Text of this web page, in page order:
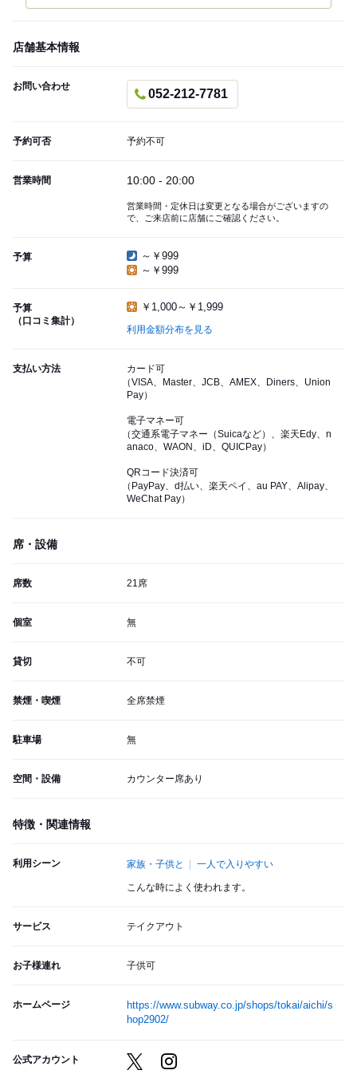
店舗基本情報
お問い合わせ
052-212-7781
予約可否 予約不可
営業時間 10:00 - 20:00
営業時間・定休日は変更となる場合がございますの
で、ご来店前に店舗にご確認ください。
予算
～￥999
～￥999
予算
（口コミ集計）
￥1,000～￥1,999
利用金額分布を見る
支払い方法
カード可
（VISA、Master、JCB、AMEX、Diners、Union
Pay）
電子マネー可
（交通系電子マネー（Suicaなど）、楽天Edy、n
anaco、WAON、iD、QUICPay）
QRコード決済可
（PayPay、d払い、楽天ペイ、au PAY、Alipay、
WeChat Pay）
席・設備
席数 21席
個室 無
貸切 不可
禁煙・喫煙 全席禁煙
駐車場 無
空間・設備 カウンター席あり
特徴・関連情報
利用シーン 家族・子供と 一人で入りやすい
こんな時によく使われます。
サービス テイクアウト
お子様連れ 子供可
ホームページ
https://www.subway.co.jp/shops/tokai/aichi/s
hop2902/
公式アカウント